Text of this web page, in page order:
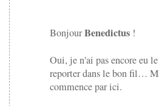
BonjourBenedictus !
Oui, je n'ai pas encore eu
reporter dans le bon fil…
commence par ici.